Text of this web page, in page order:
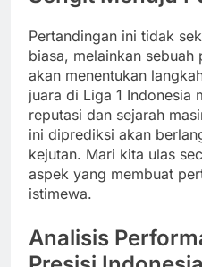
Pertandingan ini tidak
biasa, melainkan
akan menentukan
juara di Liga 1 Indonesia
reputasi dan sejarah
ini diprediksi akan
kejutan. Mari kita ulas
aspek yang membuat
istimewa.
Analisis